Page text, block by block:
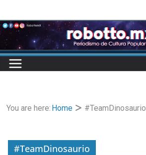
to
content
You are here: Home #TeamDinosaurio
#TeamDinosaurio